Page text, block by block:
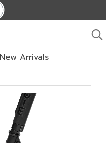
New Arrivals